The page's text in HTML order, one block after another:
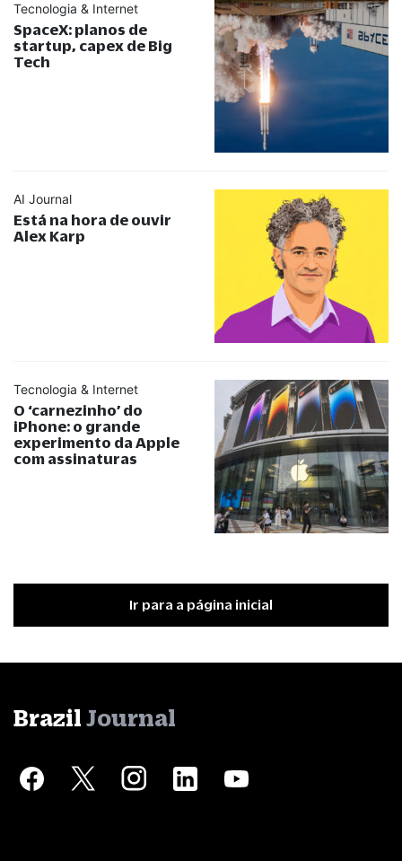
Tecnologia & Internet
SpaceX: planos de
startup, capex de Big
Tech
AI Journal
Está na hora de ouvir
Alex Karp
Tecnologia & Internet
O ‘carnezinho’ do
iPhone: o grande
experimento da Apple
com assinaturas
Ir para a página inicial
Brazil Journal